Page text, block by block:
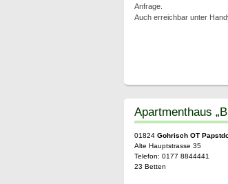
Anfrage.
Auch erreichbar unter
Apartmenthaus
01824 Gohrisch OT
Alte Hauptstrasse 35
Telefon: 0177 8844441
23 Betten